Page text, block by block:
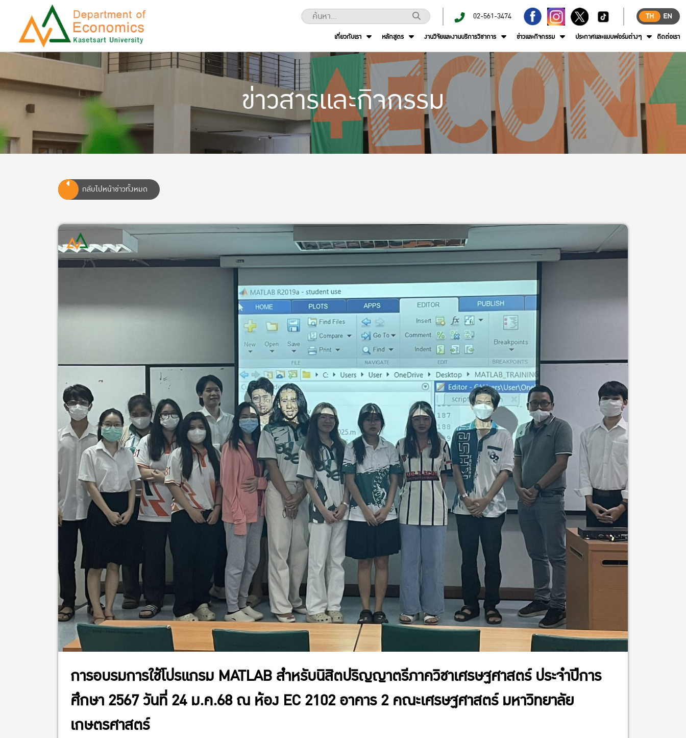
02-561-3474 TH
EN
เกี่ยวกับเรา
หลักสูตร งานวิจัยและงานบริการวิชาการ ข่าวและกิจกรรม ประกาศและแบบฟอร์มต่างๆ ติดต่อเรา
ข่าวสารและกิจกรรม
กลับไปหน้าข่าวทั้งหมด
การอบรมการใช้โปรแกรม MATLAB สำหรับนิสิตปริญญาตรีภาควิชาเศรษฐศาสตร์ ประจำปีการ
ศึกษา 2567 วันที่ 24 ม.ค.68 ณ ห้อง EC 2102 อาคาร 2 คณะเศรษฐศาสตร์ มหาวิทยาลัย
เกษตรศาสตร์